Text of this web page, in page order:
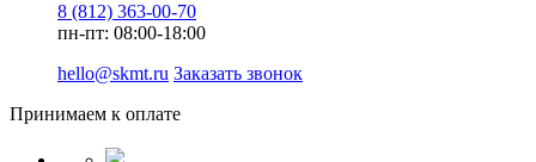
8 (812) 363-00-70
пн-пт: 08:00-18:00
hello@skmt.ru Заказать звонок
Принимаем к оплате